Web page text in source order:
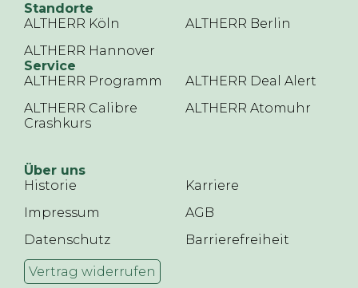
Standorte
ALTHERR Köln
ALTHERR Berlin
ALTHERR Hannover
Service
ALTHERR Programm
ALTHERR Deal Alert
ALTHERR Calibre
Crashkurs
ALTHERR Atomuhr
Über uns
Historie
Karriere
Impressum
AGB
Datenschutz
Barrierefreiheit
Vertrag widerrufen